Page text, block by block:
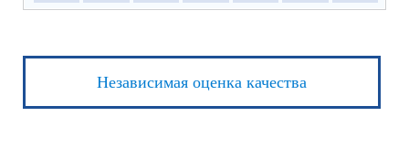
Независимая оценка качества